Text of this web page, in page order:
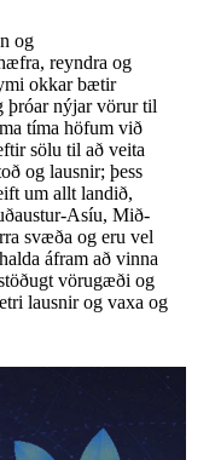
og
reyndra og
okkar bætir
þróar nýjar vörur til
tíma höfum við
sölu til að veita
og lausnir; þess
um allt landið,
Asíu, Mið-
svæða og eru vel
áfram að vinna
vörugæði og
lausnir og vaxa og